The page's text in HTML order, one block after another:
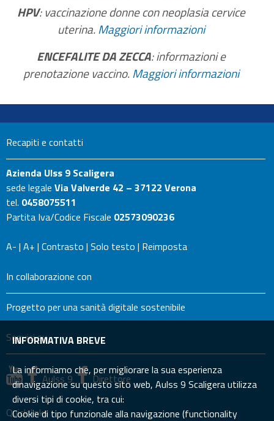
HPV: vaccinazione donne con neoplasia cervice
uterina.Maggiori informazioni
ENCEFALITE DA ZECCA: informazioni e
prenotazione vaccino.Maggiori informazioni
Recapiti e contatti
Azienda Ulss 9 Scaligera
sede legale Via Valverde 42 – 37122 Verona
tel. 0458075511
Partita Iva/Codice Fiscale 02573090236
A- | A+ | Contrasto | Solo testo | Reimposta
In collaborazione con
Progetto per una sanità digitale sostenibile
Seguici su
Aulss 9 Direttore
Quick links
INFORMATIVA BREVE
La informiamo che, per migliorare la sua esperienza
dinavigazione su questo sito web, Aulss 9 Scaligera utilizza
diversi tipi di cookie, tra cui:
Cookie di tipo funzionale alla navigazione (functionality